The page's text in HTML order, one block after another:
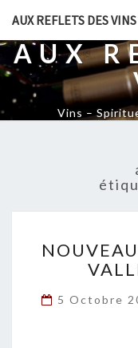
AUX REFLETS DES VINS
AUX
Vins –
5 Octobre